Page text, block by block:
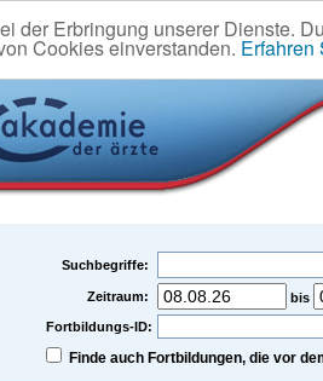
der Erbringung unserer Dienste.
Cookies einverstanden. Erfahren
Suchbegriffe:
Zeitraum:
bis
Fortbildungs-ID:
Finde auch Fortbildungen, die vor